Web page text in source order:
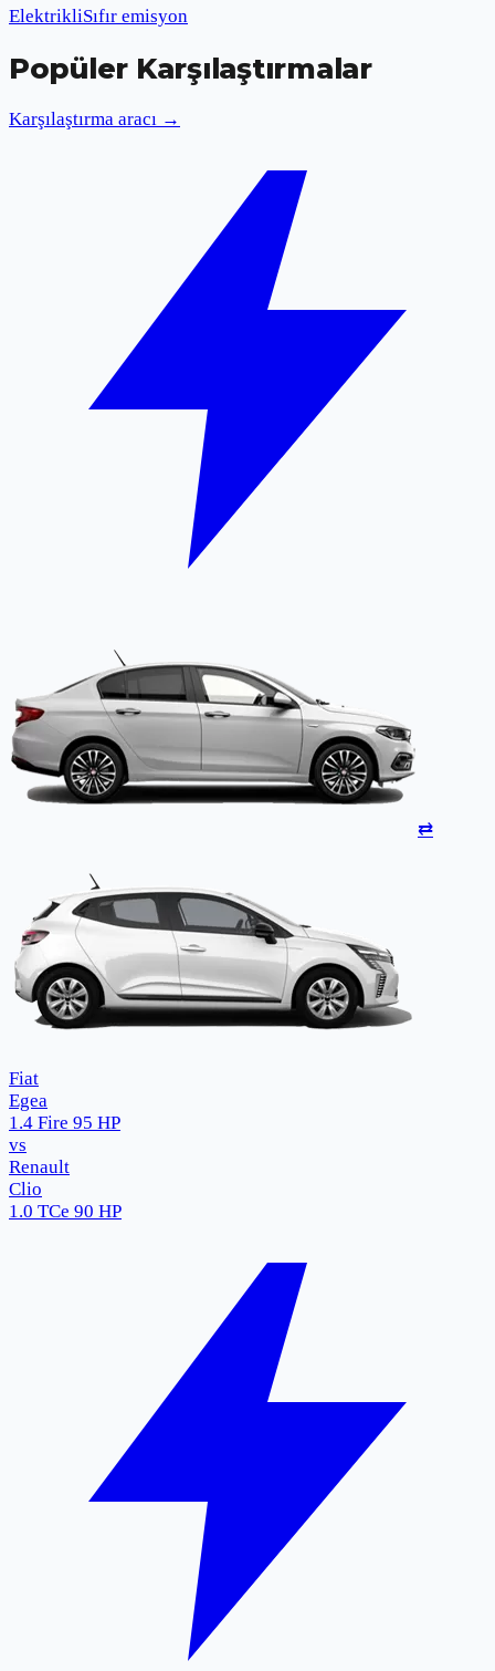
ElektrikliSıfır emisyon
Popüler Karşılaştırmalar
Karşılaştırma aracı →
⇄
Fiat
Egea
1.4 Fire 95 HP
vs
Renault
Clio
1.0 TCe 90 HP